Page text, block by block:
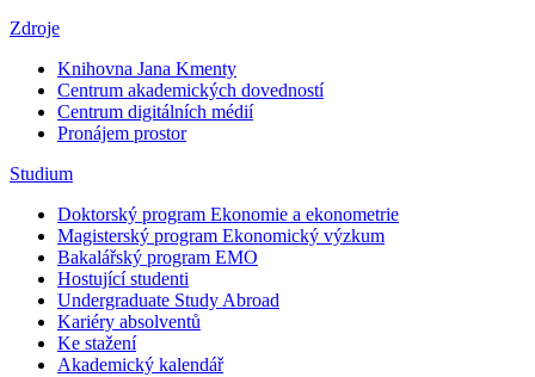
Zdroje
Knihovna Jana Kmenty
Centrum akademických dovedností
Centrum digitálních médií
Pronájem prostor
Studium
Doktorský program Ekonomie a ekonometrie
Magisterský program Ekonomický výzkum
Bakalářský program EMO
Hostující studenti
Undergraduate Study Abroad
Kariéry absolventů
Ke stažení
Akademický kalendář